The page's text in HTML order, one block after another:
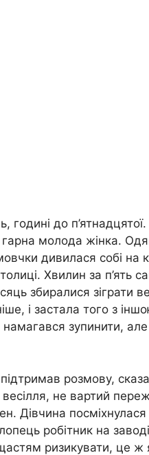
годині до
молода жінка.
дивилася собі на
Хвилин за п’ять
збиралися зіграти
і застала того з
зупинити, але
розмову,
не вартий
Дівчина
робітник на
ризикувати, це ж